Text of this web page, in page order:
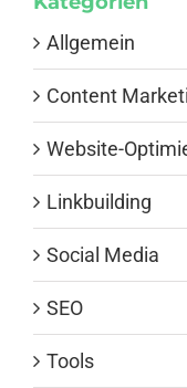
Allgemein
Content
Website-
Linkbuilding
Social Media
SEO
Tools